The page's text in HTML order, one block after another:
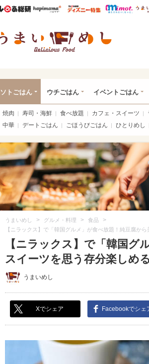
ウレぴあ総研ハピママ* ウレぴあ総
ソトごはん ウチごはん イベントごはん
焼肉 寿司・海鮮 食べ放題 カフェ・スイーツ
中華
デートごはん ごほうびごはん ひとりめし
うまいめし > グルメ・料理 > 食品 >
【ニラックス】で「韓国グルメ」が食べ放題！純豆腐か
【ニラックス】で「韓国グ
スイーツを思う存分楽しめ
うまいめし
Xでシェア Facebookでシェ